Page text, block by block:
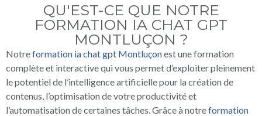
QU'EST-CE QUE NOTRE
FORMATION IA CHAT GPT
MONTLUÇON ?
Notreformation ia chat gpt Montluçonest une formation
complète et interactive qui vous permet d’exploiter pleinement
le potentiel de l’intelligence artificielle pour la création de
contenus, l’optimisation de votre productivité et
l’automatisation de certaines tâches. Grâce à notreformation